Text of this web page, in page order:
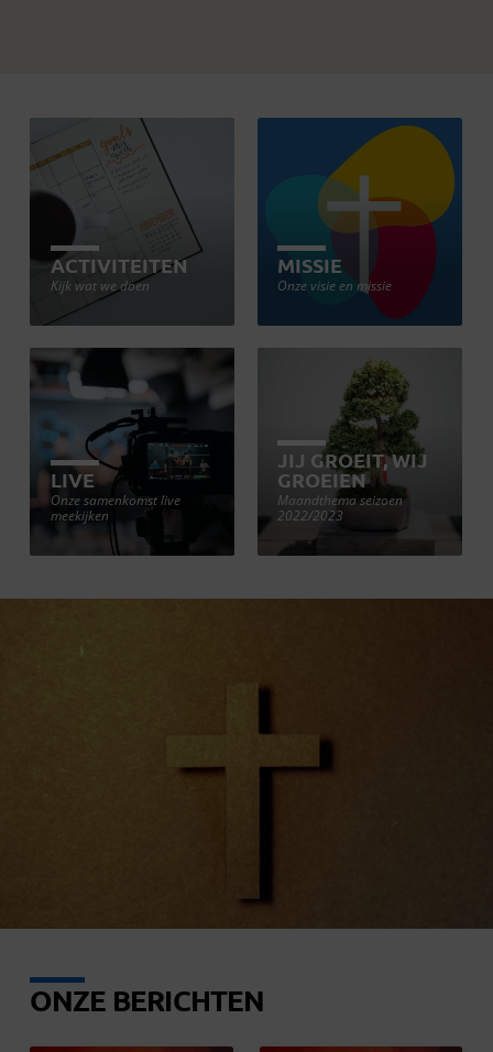
ACTIVITEITEN
Kijk wat we doen
MISSIE
Onze visie en missie
LIVE
Onze samenkomst live
meekijken
JIJ GROEIT, WIJ
GROEIEN
Maandthema seizoen
2022/2023
ONZE BERICHTEN